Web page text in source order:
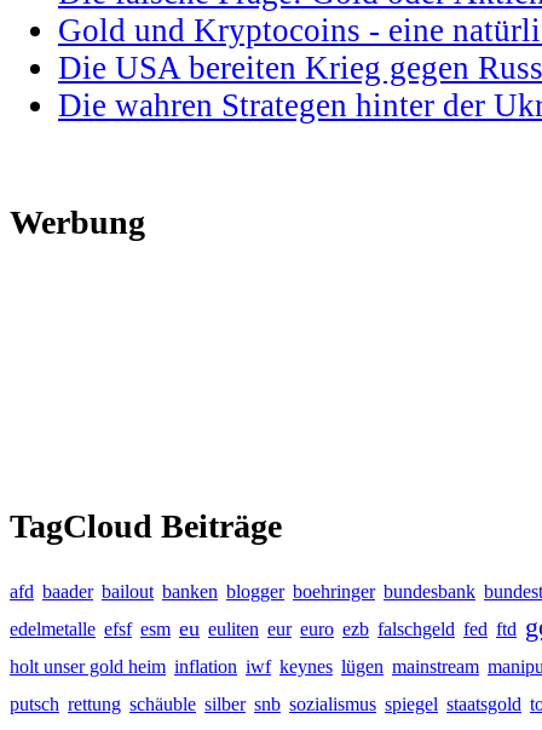
Gold und Kryptocoins - eine
Die USA bereiten Krieg gegen
Die wahren Strategen hinter der
Werbung
TagCloud Beiträge
afd baader bailout banken blogger boehringer bundesbank
edelmetalle efsf esm eu euliten eur euro ezb falschgeld fed ftd
holt unser gold heim inflation iwf keynes lügen mainstream
putsch rettung schäuble silber snb sozialismus spiegel staatsgold